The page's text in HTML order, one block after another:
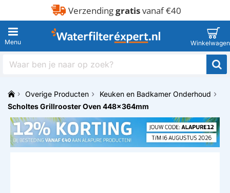
Verzendinggratisvanaf €40
Waar
naar
oph
m
e
Overige Producten
Keuken en Badkamer Onderhoud
Scholtes Grillrooster Oven 448x364mm